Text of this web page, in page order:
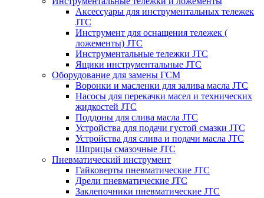
Аксессуары для инструментальных тележек
JTC
Инструмент для оснащения тележек (
ложементы) JTC
Инструментальные тележки JTC
Ящики инструментальные JTC
Оборудование для замены ГСМ
Воронки и масленки для залива масла JTC
Насосы для перекачки масел и технических
жидкостей JTC
Поддоны для слива масла JTC
Устройства для подачи густой смазки JTC
Устройства для слива и подачи масла JTC
Шприцы смазочные JTC
Пневматический инструмент
Гайковерты пневматические JTC
Дрели пневматические JTC
Заклепочники пневматические JTC